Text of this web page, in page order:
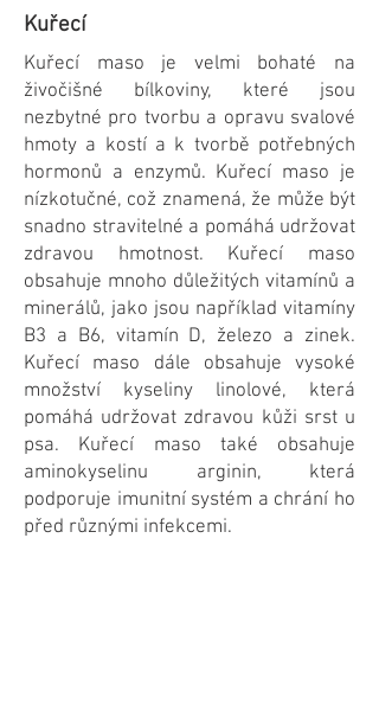
Kuřecí
Kuřecí maso je velmi bohaté na
živočišné bílkoviny, které jsou
nezbytné pro tvorbu a opravu svalové
hmoty a kostí a k tvorbě potřebných
hormonů a enzymů. Kuřecí maso je
nízkotučné, což znamená, že může být
snadno stravitelné a pomáhá udržovat
zdravou hmotnost. Kuřecí maso
obsahuje mnoho důležitých vitamínů a
minerálů, jako jsou například vitamíny
B3 a B6, vitamín D, železo a zinek.
Kuřecí maso dále obsahuje vysoké
množství kyseliny linolové, která
pomáhá udržovat zdravou kůži srst u
psa. Kuřecí maso také obsahuje
aminokyselinu arginin, která
podporuje imunitní systém a chrání ho
před různými infekcemi.